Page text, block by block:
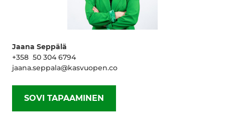
Jaana Seppälä
+358 50 304 6794
jaana.seppala@kasvuopen.co
SOVI TAPAAMINEN